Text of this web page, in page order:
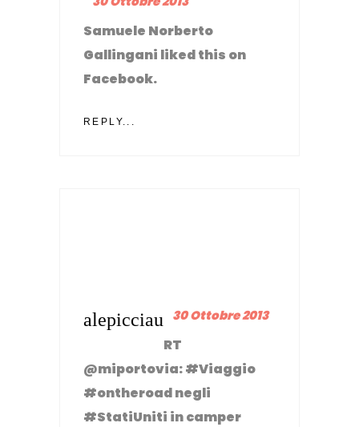
Samuele Norberto
Gallingani liked this on
Facebook.
REPLY...
alepicciau 30 Ottobre 2013
RT
@miportovia: #Viaggio
#ontheroad negli
#StatiUniti in camper